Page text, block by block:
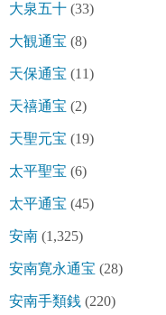
大泉五十 (33)
大観通宝 (8)
天保通宝 (11)
天禧通宝 (2)
天聖元宝 (19)
太平聖宝 (6)
太平通宝 (45)
安南 (1,325)
安南寛永通宝 (28)
安南手類銭 (220)